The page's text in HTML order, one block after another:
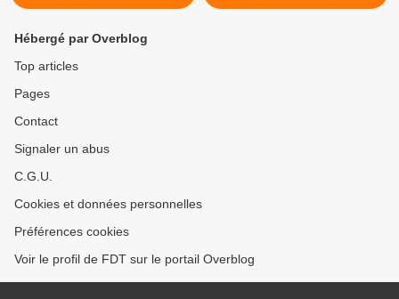
Hébergé par Overblog
Top articles
Pages
Contact
Signaler un abus
C.G.U.
Cookies et données personnelles
Préférences cookies
Voir le profil de FDT sur le portail Overblog